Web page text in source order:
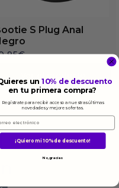
S Plug Anal
€
un10% de descuento
en tu primera compra?
Regístrate para recibir acceso a nuestras últimas
novedades y mejores ofertas.
¡Quiero mi 10% de descuento!
No, gracias